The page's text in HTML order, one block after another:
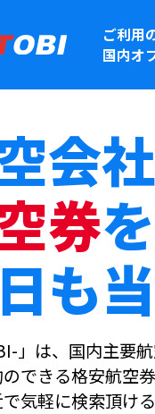
ご利用
国内オ
会
券
も
」は、国内主要
できる格安航空
気軽に検索頂ける